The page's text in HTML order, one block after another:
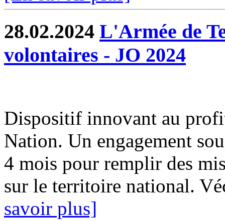
28.02.2024 L'Armée de
volontaires - JO 2024
Dispositif innovant au
Nation. Un engagement
4 mois pour remplir des
sur le territoire national.
savoir plus]